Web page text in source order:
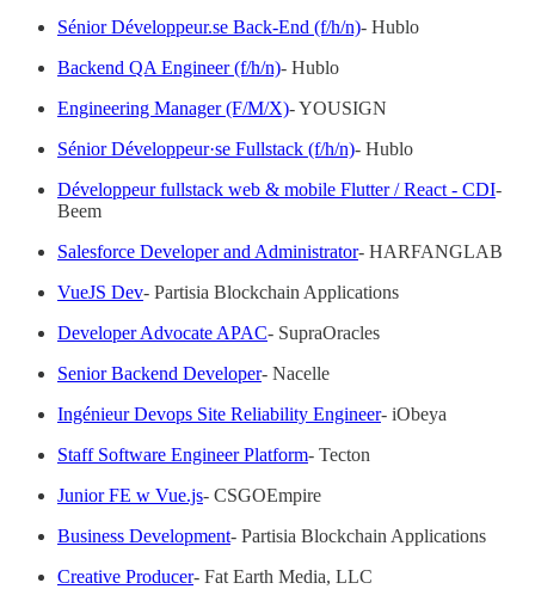
Sénior Développeur.se Back-End (f/h/n)- Hublo
Backend QA Engineer (f/h/n)- Hublo
Engineering Manager (F/M/X)- YOUSIGN
Sénior Développeur·se Fullstack (f/h/n)- Hublo
Développeur fullstack web & mobile Flutter / React - CDI-
Beem
Salesforce Developer and Administrator- HARFANGLAB
VueJS Dev- Partisia Blockchain Applications
Developer Advocate APAC- SupraOracles
Senior Backend Developer- Nacelle
Ingénieur Devops Site Reliability Engineer- iObeya
Staff Software Engineer Platform- Tecton
Junior FE w Vue.js- CSGOEmpire
Business Development- Partisia Blockchain Applications
Creative Producer- Fat Earth Media, LLC